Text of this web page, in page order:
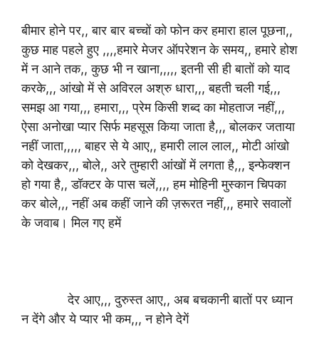
बीमार होने पर,, बार बार बच्चों को फोन कर हमारा हाल पूछना,,
कुछ माह पहले हुए ,,,,हमारे मेजर ऑपरेशन के समय,, हमारे होश
में न आने तक,, कुछ भी न खाना,,,,, इतनी सी ही बातों को याद
करके,,, आंखो में से अविरल अश्रु धारा,,, बहती चली गई,,,
समझ आ गया,,, हमारा,,, प्रेम किसी शब्द का मोहताज नहीं,,,
ऐसा अनोखा प्यार सिर्फ महसूस किया जाता है,,, बोलकर जताया
नहीं जाता,,,,, बाहर से ये आए,, हमारी लाल लाल,, मोटी आंखो
को देखकर,,, बोले,, अरे तुम्हारी आंखों में लगता है,,, इन्फेक्शन
हो गया है,, डॉक्टर के पास चलें,,,, हम मोहिनी मुस्कान चिपका
कर बोले,,, नहीं अब कहीं जाने की ज़रूरत नहीं,,, हमारे सवालों
के जवाब। मिल गए हमें
देर आए,,, दुरुस्त आए,, अब बचकानी बातों पर ध्यान
न देंगे और ये प्यार भी कम,,, न होने देगें